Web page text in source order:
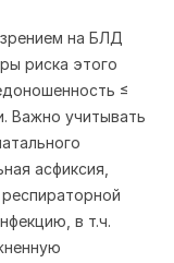
на БЛД
риска этого
≤
Важно учитывать
асфиксия,
в т.ч.